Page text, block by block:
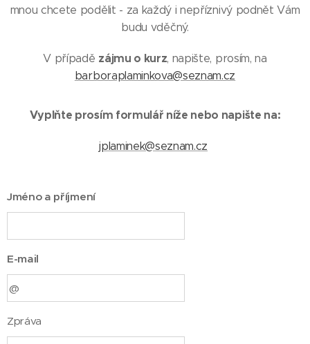
mnou chcete podělit - za každý i nepříznivý podnět Vám
budu vděčný.
V případě zájmu o kurz, napište, prosím, na
barboraplaminkova@seznam.cz
Vyplňte prosím formulář níže nebo napište na:
jplaminek@seznam.cz
Jméno a příjmení
E-mail
Zpráva